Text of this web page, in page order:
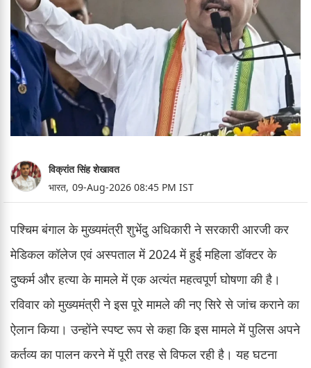
विक्रांत सिंह शेखावत
भारत, 09-Aug-2026 08:45 PM IST
पश्चिम बंगाल के मुख्यमंत्री शुभेंदु अधिकारी ने सरकारी आरजी कर
मेडिकल कॉलेज एवं अस्पताल में 2024 में हुई महिला डॉक्टर के
दुष्कर्म और हत्या के मामले में एक अत्यंत महत्वपूर्ण घोषणा की है।
रविवार को मुख्यमंत्री ने इस पूरे मामले की नए सिरे से जांच कराने का
ऐलान किया। उन्होंने स्पष्ट रूप से कहा कि इस मामले में पुलिस अपने
कर्तव्य का पालन करने में पूरी तरह से विफल रही है। यह घटना